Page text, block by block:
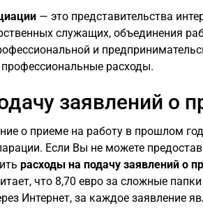
— это представительства
служащих, объединения
и
расходы.
заявлений о
о приеме на работу в прошлом
Если Вы не можете
расходы на подачу заявлений о
что 8,70 евро за сложные
Интернет, за каждое заявление